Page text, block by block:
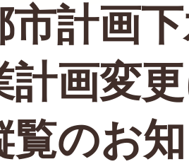
市計画
計画変
覧のお